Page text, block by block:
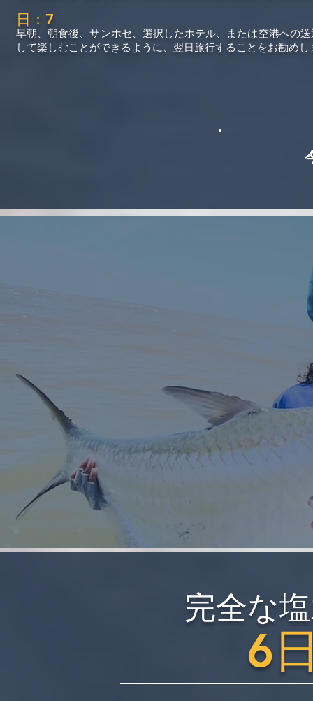
日：7
早朝、朝食後、サンホセ、選択したホテル、または空港への
して楽しむことができるように、翌日旅行することをお勧め
完全な
6